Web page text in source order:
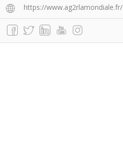
https://www.ag2rlamondiale.fr/